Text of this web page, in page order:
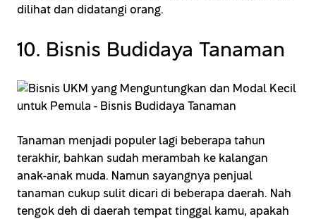
dilihat dan didatangi orang.
10. Bisnis Budidaya Tanaman
Tanaman menjadi populer lagi beberapa tahun
terakhir, bahkan sudah merambah ke kalangan
anak-anak muda. Namun sayangnya penjual
tanaman cukup sulit dicari di beberapa daerah. Nah
tengok deh di daerah tempat tinggal kamu, apakah